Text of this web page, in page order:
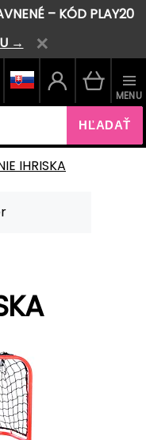
– KÓD PLAY20
→
HĽADAŤ
MENU
IHRISKA